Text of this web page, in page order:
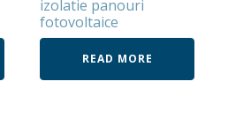
izolatie panouri
fotovoltaice
READ MORE